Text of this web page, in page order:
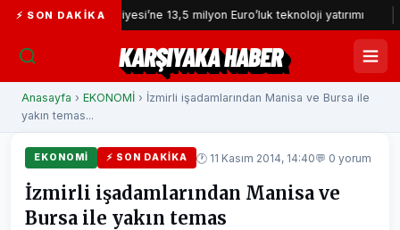
⚡ SON DAKIKA
İzmir İtfaiyesi’ne 13,5 milyon Euro’luk teknoloji yatırımı İzmir
KARŞIYAKA HABER
Anasayfa › EKONOMİ › İzmirli işadamlarından Manisa ve Bursa ile
yakın temas...
EKONOMİ ⚡ SON DAKIKA 🕐 11 Kasım 2014, 14:40💬 0 yorum
İzmirli işadamlarından Manisa ve
Bursa ile yakın temas